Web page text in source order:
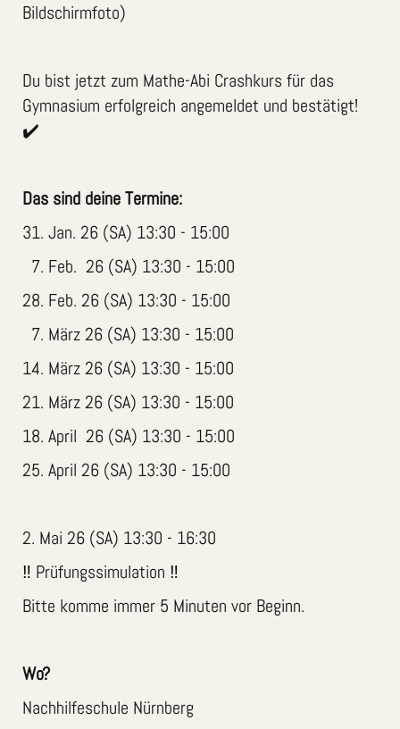
Bildschirmfoto)
Du bist jetzt zum Mathe-Abi Crashkurs für das
Gymnasium erfolgreich angemeldet und bestätigt!
✔️
Das sind deine Termine:
31. Jan. 26 (SA) 13:30 - 15:00
7. Feb. 26 (SA) 13:30 - 15:00
28. Feb. 26 (SA) 13:30 - 15:00
7. März 26 (SA) 13:30 - 15:00
14. März 26 (SA) 13:30 - 15:00
21. März 26 (SA) 13:30 - 15:00
18. April 26 (SA) 13:30 - 15:00
25. April 26 (SA) 13:30 - 15:00
2. Mai 26 (SA) 13:30 - 16:30
‼️ Prüfungssimulation ‼️
Bitte komme immer 5 Minuten vor Beginn.
Wo?
Nachhilfeschule Nürnberg